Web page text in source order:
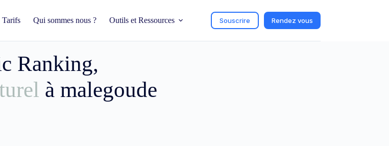
Tarifs Qui sommes nous ? Outils et Ressources Souscrire Rendez vous
Ranking,
à malegoude